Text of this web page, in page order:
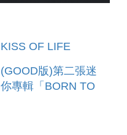
KISS OF LIFE
(GOOD版)第二張迷
你專輯「BORN TO